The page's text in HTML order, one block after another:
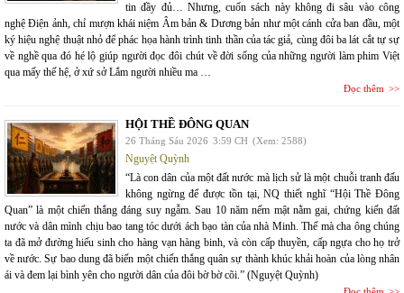
tin đầy đủ… Nhưng, cuốn sách này không đi sâu vào công
nghệ Điện ảnh, chỉ mượn khái niệm Âm bản & Dương bản như một cánh cửa ban đầu, một
ký hiệu nghệ thuật nhỏ để phác họa hành trình tinh thần của tác giả, cùng đôi ba lát cắt tự sự
về nghề qua đó hé lộ giúp người đọc đôi chút về đời sống của những người làm phim Việt
qua mấy thế hệ, ở xứ sở Lắm người nhiều ma …
Đọc thêm
HỘI THỀ ĐÔNG QUAN
26 Tháng Sáu 2026 3:59 CH (Xem: 2588)
Nguyệt Quỳnh
“Là con dân của một đất nước mà lịch sử là một chuỗi tranh đấu
không ngừng để được tồn tại, NQ thiết nghĩ “Hội Thề Đông
Quan” là một chiến thắng đáng suy ngẫm. Sau 10 năm nếm mật nằm gai, chứng kiến đất
nước và dân mình chịu bao tang tóc dưới ách bạo tàn của nhà Minh. Thế mà cha ông chúng
ta đã mở đường hiếu sinh cho hàng vạn hàng binh, và còn cấp thuyền, cấp ngựa cho họ trở
về nước. Sự bao dung đã biến một chiến thắng quân sự thành khúc khải hoàn của lòng nhân
ái và đem lại bình yên cho người dân của đôi bờ bờ cõi.” (Nguyệt Quỳnh)